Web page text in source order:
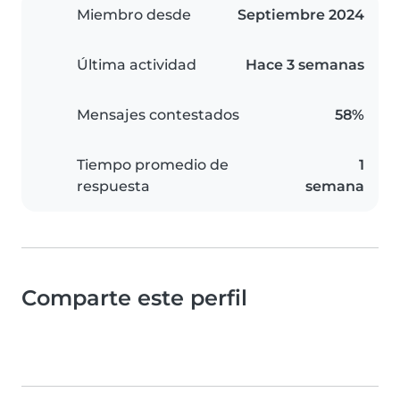
Miembro desde Septiembre 2024
Última actividad Hace 3 semanas
Mensajes contestados 58%
Tiempo promedio de
respuesta
1
semana
Comparte este perfil